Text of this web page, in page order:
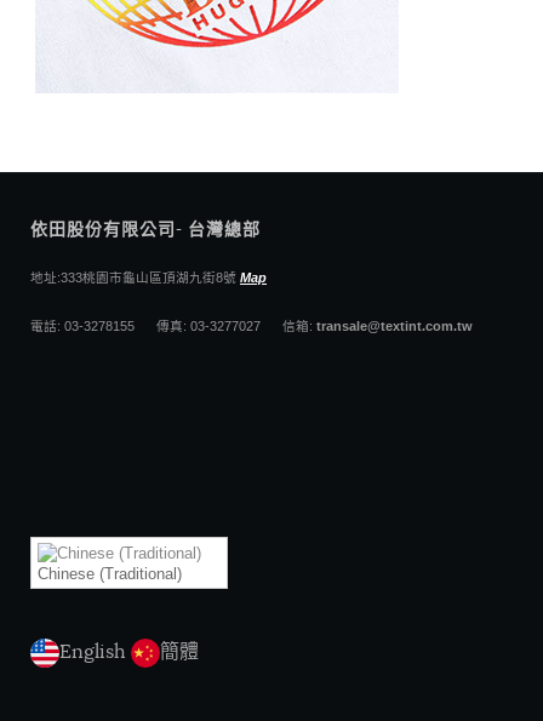
依田股份有限公司- 台灣總部
地址:333桃園市龜山區頂湖九街8號 Map
電話: 03-3278155 傳真: 03-3277027 信箱: transale@textint.com.tw
Chinese (Traditional)
English 簡體